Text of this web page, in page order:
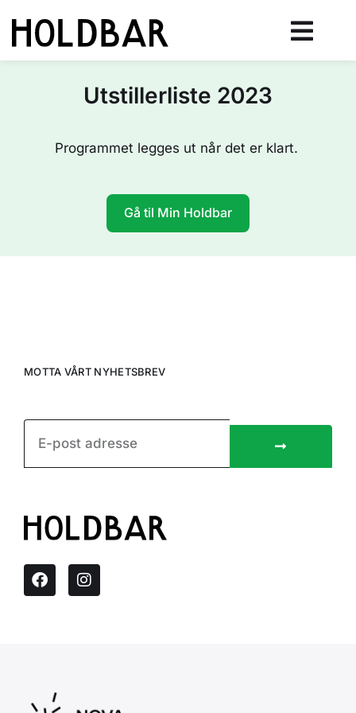
Utstillerliste 2023
Programmet legges ut når det er klart.
Gå til Min Holdbar
MOTTA VÅRT NYHETSBREV